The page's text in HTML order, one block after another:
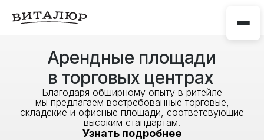
Арендные площади
в торговых центрах
Благодаря обширному опыту в ритейле
мы предлагаем востребованные торговые,
складские и офисные площади, соответсвующие
высоким стандартам.
Узнать подробнее